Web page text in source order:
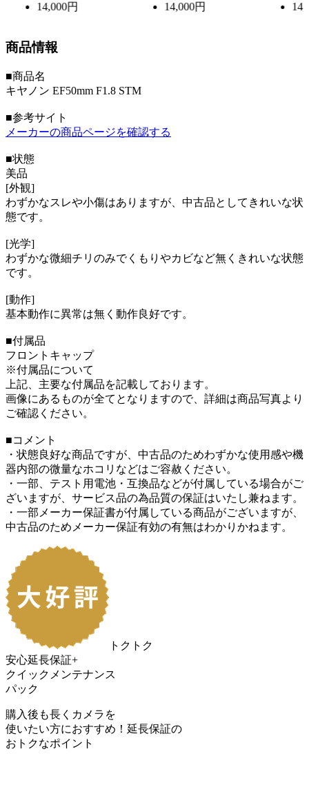
14,000円 14,000円
商品情報
■商品名
キヤノン EF50mm F1.8 STM
■参考サイト
メーカーの商品ページを確認する
■状態
美品
[外観]
わずかなスレや小傷はありますが、中古品としてきれいな状
態です。
[光学]
わずかな微細チリのみでくもりやカビなど無くきれいな状態
です。
[動作]
基本動作に異常は無く動作良好です。
■付属品
フロントキャップ
※付属品について
上記、主要な付属品を記載しております。
画像にあるものが全てとなりますので、詳細は商品写真より
ご確認ください。
■コメント
・状態良好な商品ですが、中古品のためわずかな使用感や機
器内部の微量なホコリなどはご容赦ください。
・一部、テスト用電池・互換品などが付属している場合がご
ざいますが、サービス品の為品質の保証はいたし兼ねます。
・一部メーカー保証書が付属している商品がございますが、
中古品のためメーカー保証有効の有無はわかりかねます。
トクトク
安心延長保証+
クイックメンテナンス
パック
購入後も長くカメラを
使いたい方におすすめ！ 延長保証の
おトクなポイント